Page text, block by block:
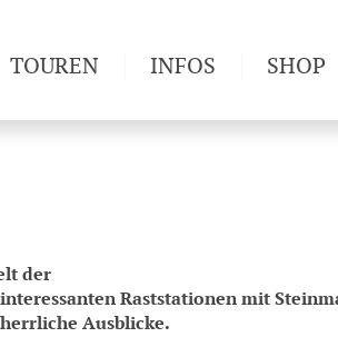
der
Raststationen mit
Ausblicke.
TOUREN INFOS
Newsletter
SHOP